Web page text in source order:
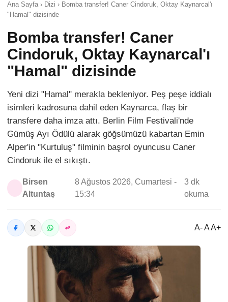
Ana Sayfa › Dizi › Bomba transfer! Caner Cindoruk, Oktay Kaynarcal'ı
"Hamal" dizisinde
Bomba transfer! Caner
Cindoruk, Oktay Kaynarcal'ı
"Hamal" dizisinde
Yeni dizi "Hamal" merakla bekleniyor. Peş peşe iddialı
isimleri kadrosuna dahil eden Kaynarca, flaş bir
transfere daha imza attı. Berlin Film Festivali'nde
Gümüş Ayı Ödülü alarak göğsümüzü kabartan Emin
Alper'in "Kurtuluş" filminin başrol oyuncusu Caner
Cindoruk ile el sıkıştı.
Birsen
Altuntaş
8 Ağustos 2026, Cumartesi -
15:34
3 dk
okuma
A- A A+